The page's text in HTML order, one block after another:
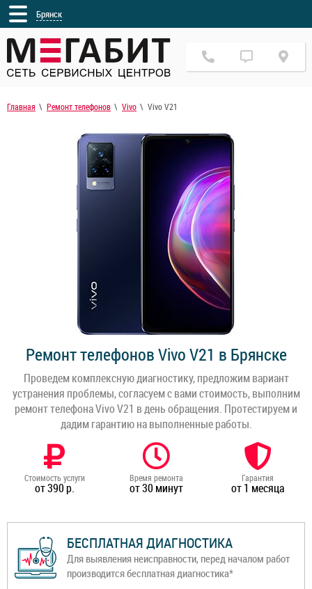
Брянск
Главная Ремонт телефонов Vivo Vivo V21
Ремонт телефонов Vivo V21 в Брянске
Проведем комплексную диагностику, предложим вариант
устранения проблемы, согласуем с вами стоимость, выполним
ремонт телефона Vivo V21 в день обращения. Протестируем и
дадим гарантию на выполненные работы.
Стоимость услуги
от 390 р.
Время ремонта
от 30 минут
Гарантия
от 1 месяца
БЕСПЛАТНАЯ ДИАГНОСТИКА
Для выявления неисправности, перед началом работ
производится бесплатная диагностика*